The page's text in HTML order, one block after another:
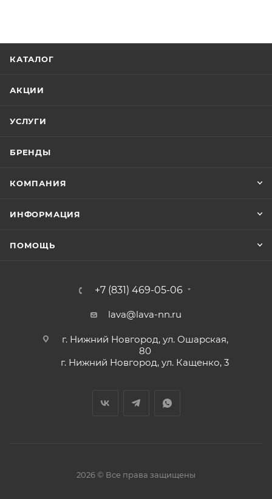
КАТАЛОГ
АКЦИИ
УСЛУГИ
БРЕНДЫ
КОМПАНИЯ
ИНФОРМАЦИЯ
ПОМОЩЬ
+7 (831) 469-05-06
lava@lava-nn.ru
г. Нижний Новгород, ул. Ошарская,
80
г. Нижний Новгород, ул. Кащенко, 3
2026 © Все права защищены